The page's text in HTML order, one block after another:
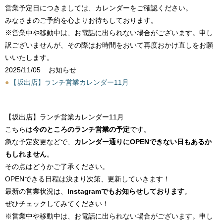
営業予定日につきましては、カレンダーをご確認ください。
みなさまのご予約を心よりお待ちしております。
※営業中や移動中は、お電話に出られない場合がございます。申し
訳ございませんが、その際はお時間をおいて再度おかけ直しをお願
いいたします。
2025/11/05
お知らせ
●
【坂出店】ランチ営業カレンダー11月
【坂出店】ランチ営業カレンダー11月
こちらは今のところのランチ営業の予定です。
急な予定変更などで、 カレンダー通りにOPENできない日もあるか
もしれません。
その点はどうかご了承ください。
OPENできる日程は決まり次第、更新していきます！
最新の営業状況は、 Instagramでもお知らせしております。
ぜひチェックしてみてください！
※営業中や移動中は、お電話に出られない場合がございます。申し